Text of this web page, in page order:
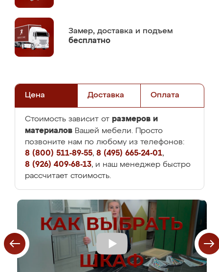
Замер, доставка и подъем
бесплатно
Цена Доставка Оплата
Стоимость зависит от размеров и
материалов Вашей мебели. Просто
позвоните нам по любому из телефонов:
8 (800) 511-89-55, 8 (495) 665-24-01,
8 (926) 409-68-13, и наш менеджер быстро
рассчитает стоимость.